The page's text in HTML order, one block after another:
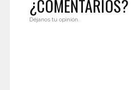
¿COMENTARIOS?
Déjanos tu opinión.